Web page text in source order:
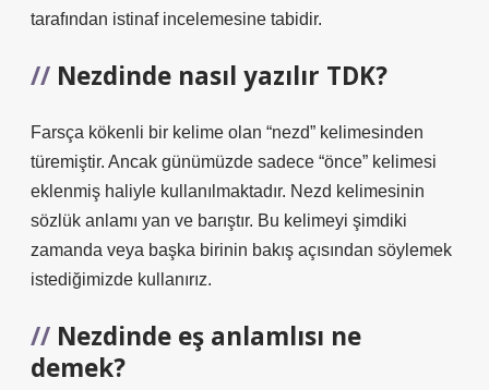
tarafından istinaf incelemesine tabidir.
Nezdinde nasıl yazılır TDK?
Farsça kökenli bir kelime olan “nezd” kelimesinden
türemiştir. Ancak günümüzde sadece “önce” kelimesi
eklenmiş haliyle kullanılmaktadır. Nezd kelimesinin
sözlük anlamı yan ve barıştır. Bu kelimeyi şimdiki
zamanda veya başka birinin bakış açısından söylemek
istediğimizde kullanırız.
Nezdinde eş anlamlısı ne
demek?